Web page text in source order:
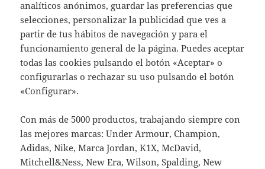
analíticos anónimos, guardar las preferencias que
selecciones, personalizar la publicidad que ves a
partir de tus hábitos de navegación y para el
funcionamiento general de la página. Puedes aceptar
todas las cookies pulsando el botón «Aceptar» o
configurarlas o rechazar su uso pulsando el botón
«Configurar».
Con más de 5000 productos, trabajando siempre con
las mejores marcas: Under Armour, Champion,
Adidas, Nike, Marca Jordan, K1X, McDavid,
Mitchell&Ness, New Era, Wilson, Spalding, New